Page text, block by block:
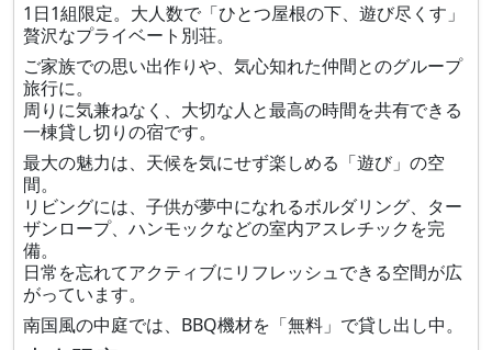
1日1組限定。大人数で「ひとつ屋根の下、遊び尽くす」
贅沢なプライベート別荘。
ご家族での思い出作りや、気心知れた仲間とのグループ
旅行に。
周りに気兼ねなく、大切な人と最高の時間を共有できる
一棟貸し切りの宿です。
最大の魅力は、天候を気にせず楽しめる「遊び」の空
間。
リビングには、子供が夢中になれるボルダリング、ター
ザンロープ、ハンモックなどの室内アスレチックを完
備。
日常を忘れてアクティブにリフレッシュできる空間が広
がっています。
南国風の中庭では、BBQ機材を「無料」で貸し出し中。